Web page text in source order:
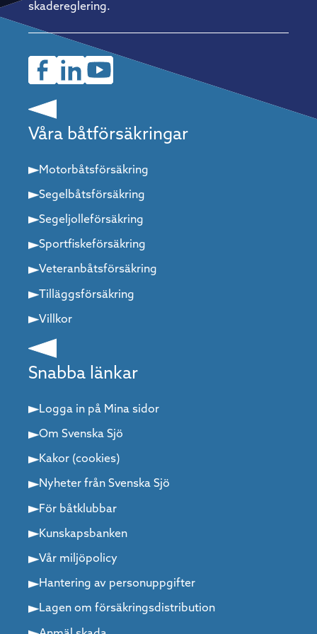
skadereglering.
Våra båtförsäkringar
Motorbåtsförsäkring
Segelbåtsförsäkring
Segeljolleförsäkring
Sportfiskeförsäkring
Veteranbåtsförsäkring
Tilläggsförsäkring
Villkor
Snabba länkar
Logga in på Mina sidor
Om Svenska Sjö
Kakor (cookies)
Nyheter från Svenska Sjö
För båtklubbar
Kunskapsbanken
Vår miljöpolicy
Hantering av personuppgifter
Lagen om försäkringsdistribution